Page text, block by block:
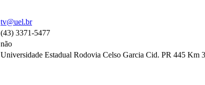
tv@uel.br
(43) 3371-5477
não
Universidade Estadual Rodovia Celso Garcia Cid. PR 445 Km